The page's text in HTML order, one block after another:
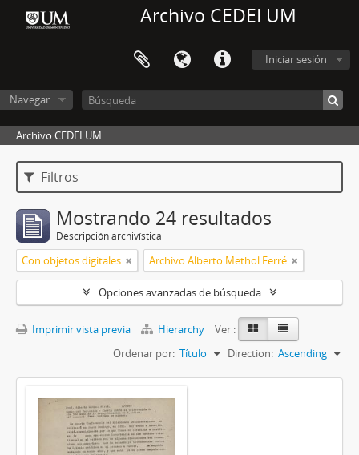
Archivo CEDEI UM
Iniciar sesión
Navegar
Archivo CEDEI UM
Filtros
Mostrando 24 resultados
Descripción archivística
Con objetos digitales Archivo Alberto Methol Ferré
Opciones avanzadas de búsqueda
Imprimir vista previa Hierarchy
Ver :
Ordenar por: Título Direction: Ascending